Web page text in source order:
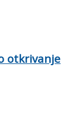
otkrivanje